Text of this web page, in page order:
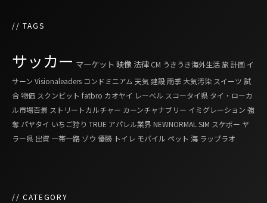
// TAGS
サッカー マーケット 映像 法律 CM うきうき海外生活旅 計画 イ
サーン Visionaleaders コンドミニアム 天気 建設雨季 大気汚染 スイーツ 試
合 物価 スクンビット fatbro カオヤイ レーベル スコータイ県 タイ・ローカ
ル市場百景 ストリートカルチャー カーンチャナブリー イミグレーション 強
奪 パヤタイ いちご狩り TRUE アパレル業界 NEWNORMAL SIM スケボー ヤ
ラー県 出資 一帯一路 ゾウ 優勝 トイレ モバイル ペット 海 ラップラオ
// CATEGORY